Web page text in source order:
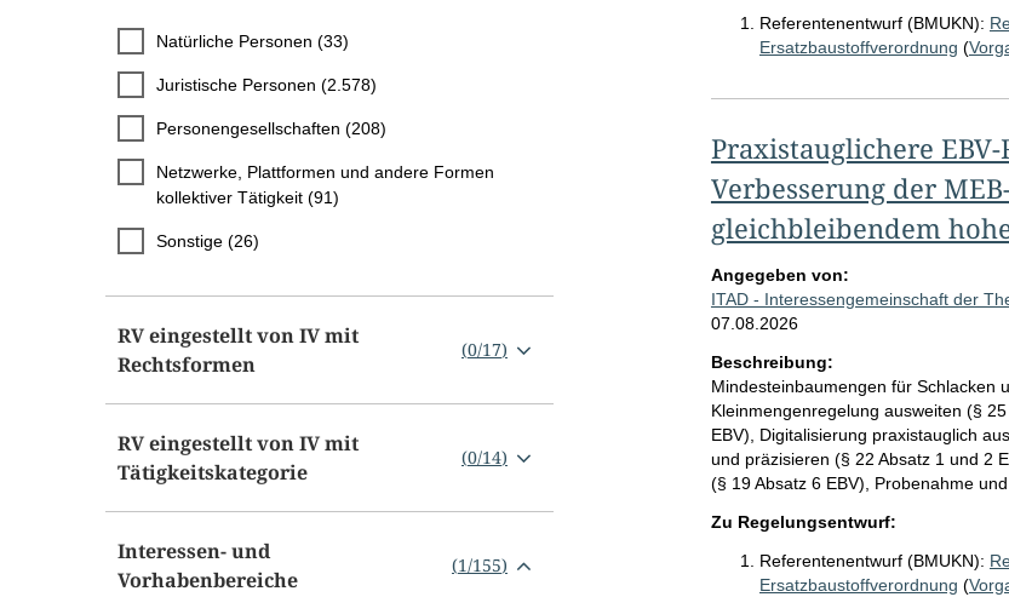
Natürliche Personen (33)
Juristische Personen (2.578)
Personengesellschaften (208)
Netzwerke, Plattformen und andere Formen
kollektiver Tätigkeit (91)
Sonstige (26)
RV eingestellt von IV mit
Rechtsformen
(0/17)
RV eingestellt von IV mit
Tätigkeitskategorie
(0/14)
Interessen- und
Vorhabenbereiche
(1/155)
Referentenentwurf (BMUKN):
Ersatzbaustoffverordnung (
Praxistauglichere
Verbesserung der
gleichbleibendem
Angegeben von:
ITAD - Interessengemeinschaft der
07.08.2026
Beschreibung:
Mindesteinbaumengen für Schlacken
Kleinmengenregelung ausweiten (§
EBV), Digitalisierung praxistauglich
und präzisieren (§ 22 Absatz 1 und 2
(§ 19 Absatz 6 EBV), Probenahme
Zu Regelungsentwurf:
Referentenentwurf (BMUKN):
Ersatzbaustoffverordnung (